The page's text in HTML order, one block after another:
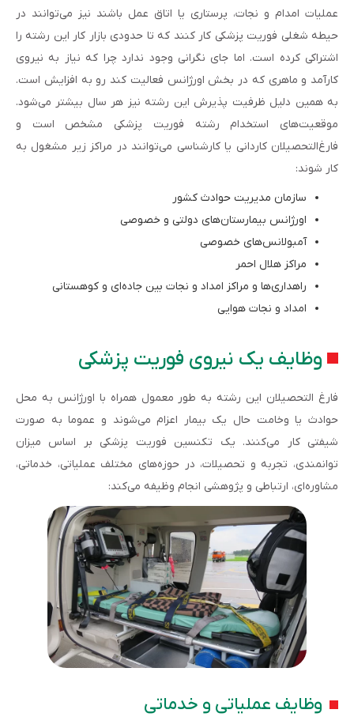
عملیات امدام و نجات، پرستاری یا اتاق عمل باشند نیز می‌توانند در
حیطه شغلی فوریت پزشکی کار کنند که تا حدودی بازار کار این رشته را
اشتراکی کرده است. اما جای نگرانی وجود ندارد چرا که نیاز به نیروی
کارآمد و ماهری که در بخش اورژانس فعالیت کند رو به افزایش است.
به همین دلیل ظرفیت پذیرش این رشته نیز هر سال بیشتر می‌شود.
موقعیت‌های استخدام رشته فوریت پزشکی مشخص است و
فارغ‌التحصیلان کاردانی یا کارشناسی می‌توانند در مراکز زیر مشغول به
کار شوند:
سازمان مدیریت حوادث کشور
اورژانس بیمارستان‌های دولتی و خصوصی
آمبولانس‌های خصوصی
مراکز هلال احمر
راهداری‌ها و مراکز امداد و نجات بین جاده‌ای و کوهستانی
امداد و نجات هوایی
وظایف یک نیروی فوریت پزشکی
فارغ التحصیلان این رشته به طور معمول همراه با اورژانس به محل
حوادث یا وخامت حال یک بیمار اعزام می‌شوند و عموما به صورت
شیفتی کار می‌کنند. یک تکنسین فوریت پزشکی بر اساس میزان
توانمندی، تجربه و تحصیلات، در حوزه‌های مختلف عملیاتی، خدماتی،
مشاوره‌ای، ارتباطی و پژوهشی انجام وظیفه می‌کند:
وظایف عملیاتی و خدماتی